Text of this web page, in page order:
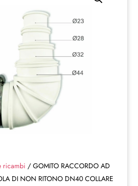
ricambi / GOMITO RACCORDO AD
DI NON RITONO DN40 COLLARE